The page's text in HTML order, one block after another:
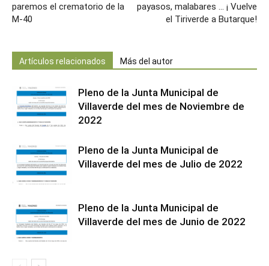
paremos el crematorio de la
M-40
payasos, malabares … ¡ Vuelve
el Tiriverde a Butarque!
Artículos relacionados Más del autor
Pleno de la Junta Municipal de
Villaverde del mes de Noviembre de
2022
Pleno de la Junta Municipal de
Villaverde del mes de Julio de 2022
Pleno de la Junta Municipal de
Villaverde del mes de Junio de 2022